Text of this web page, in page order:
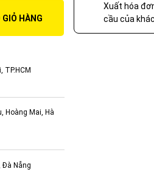
HÀNG
TP.HCM
Hoàng Mai, Hà
Đà Nẵng
Xuất hóa
cầu của